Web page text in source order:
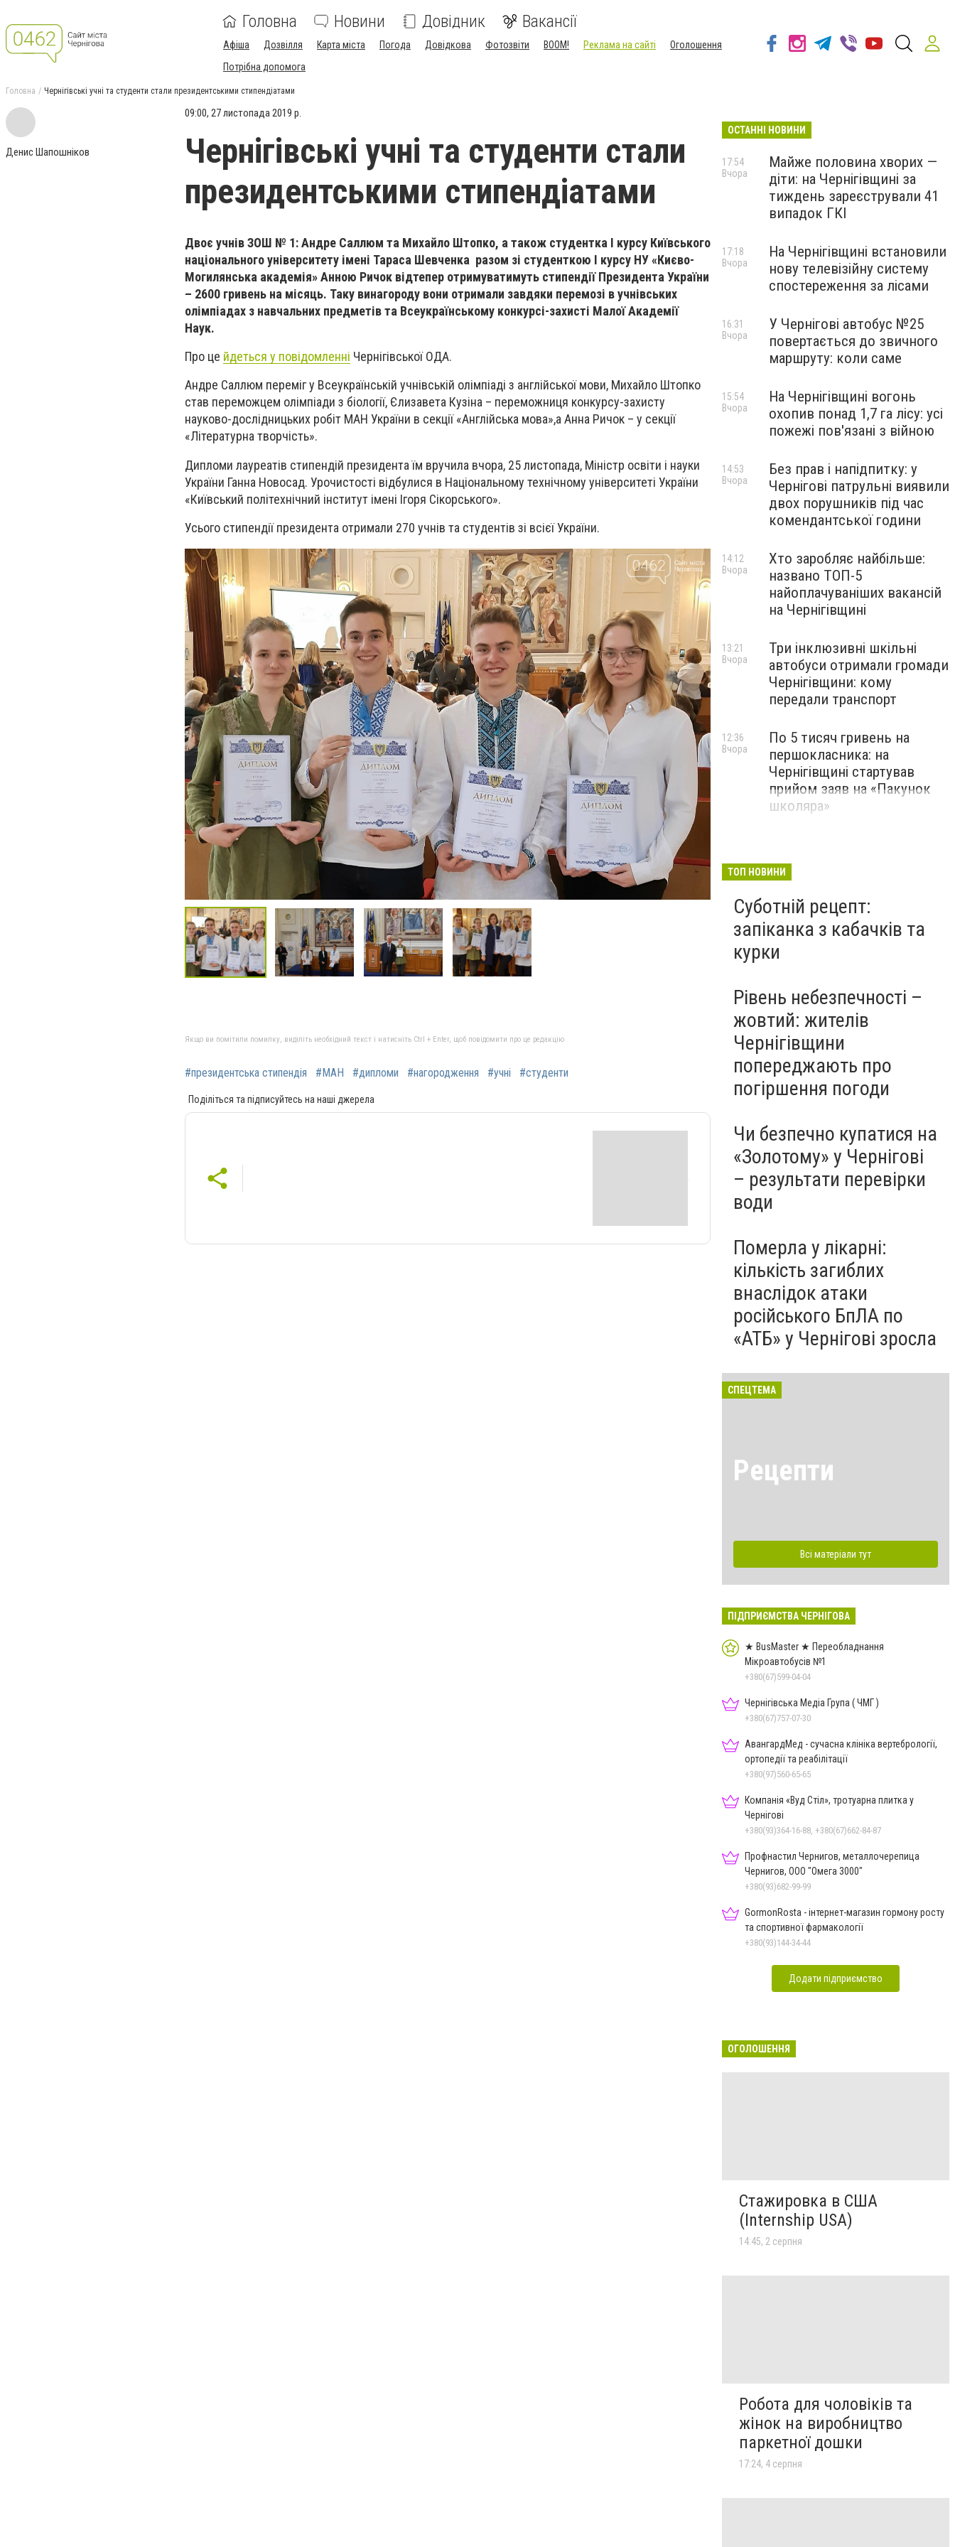
Головна Новини Довідник Вакансії
Афіша Дозвілля Карта міста Погода Довідкова Фотозвіти BOOM! Реклама на сайті
Оголошення
Потрібна допомога
Головна Чернігівські учні та студенти стали президентськими стипендіатами
Денис Шапошніков
09:00, 27 листопада 2019 р.
Чернігівські учні та студенти стали
президентськими стипендіатами
Двоє учнів ЗОШ № 1: Андре Саллюм та Михайло Штопко, а також студентка І курсу Київського
національного університету імені Тараса Шевченка разом зі студенткою І курсу НУ «Києво-
Могилянська академія» Анною Ричок відтепер отримуватимуть стипендії Президента України
– 2600 гривень на місяць. Таку винагороду вони отримали завдяки перемозі в учнівських
олімпіадах з навчальних предметів та Всеукраїнському конкурсі-захисті Малої Академії
Наук.
Про це йдеться у повідомленні Чернігівської ОДА.
Андре Саллюм переміг у Всеукраїнській учнівській олімпіаді з англійської мови, Михайло Штопко
став переможцем олімпіади з біології, Єлизавета Кузіна – переможниця конкурсу-захисту
науково-дослідницьких робіт МАН України в секції «Англійська мова»,а Анна Ричок – у секції
«Літературна творчість».
Дипломи лауреатів стипендій президента їм вручила вчора, 25 листопада, Міністр освіти і науки
України Ганна Новосад. Урочистості відбулися в Національному технічному університеті України
«Київський політехнічний інститут імені Ігоря Сікорського».
Усього стипендії президента отримали 270 учнів та студентів зі всієї України.
Якщо ви помітили помилку, виділіть необхідний текст і натисніть Ctrl + Enter, щоб повідомити про це редакцію
#президентська стипендія #МАН #дипломи #нагородження #учні #студенти
Поділіться та підписуйтесь на наші джерела
ОСТАННІ НОВИНИ
Майже половина хворих —
діти: на Чернігівщині за
тиждень зареєстрували 41
випадок ГКІ
17:54
Вчора
На Чернігівщині встановили
нову телевізійну систему
спостереження за лісами
17:18
Вчора
У Чернігові автобус №25
повертається до звичного
маршруту: коли саме
16:31
Вчора
На Чернігівщині вогонь
охопив понад 1,7 га лісу: усі
пожежі пов'язані з війною
15:54
Вчора
Без прав і напідпитку: у
Чернігові патрульні виявили
двох порушників під час
комендантської години
14:53
Вчора
Хто заробляє найбільше:
названо ТОП-5
найоплачуваніших вакансій
на Чернігівщині
14:12
Вчора
Три інклюзивні шкільні
автобуси отримали громади
Чернігівщини: кому
передали транспорт
13:21
Вчора
По 5 тисяч гривень на
першокласника: на
Чернігівщині стартував
прийом заяв на «Пакунок
школяра»
12:36
Вчора
ТОП НОВИНИ
Суботній рецепт:
запіканка з кабачків та
курки
Рівень небезпечності –
жовтий: жителів
Чернігівщини
попереджають про
погіршення погоди
Чи безпечно купатися на
«Золотому» у Чернігові
– результати перевірки
води
Померла у лікарні:
кількість загиблих
внаслідок атаки
російського БпЛА по
«АТБ» у Чернігові зросла
СПЕЦТЕМА
Рецепти
Всі матеріали тут
ПІДПРИЄМСТВА ЧЕРНІГОВА
★ BusMaster ★ Переобладнання
Мікроавтобусів №1
+380(67)599-04-04
Чернігівська Медіа Група ( ЧМГ )
+380(67)757-07-30
АвангардМед - сучасна клініка вертебрології,
ортопедії та реабілітації
+380(97)560-65-65
Компанія «Вуд Стіл», тротуарна плитка у
Чернігові
+380(93)364-16-88, +380(67)662-84-87
Профнастил Чернигов, металлочерепица
Чернигов, ООО "Омега 3000"
+380(93)682-99-99
GormonRosta - інтернет-магазин гормону росту
та спортивної фармакології
+380(93)144-34-44
Додати підприємство
ОГОЛОШЕННЯ
Стажировка в США
(Internship USA)
14:45, 2 серпня
Робота для чоловіків та
жінок на виробництво
паркетної дошки
17:24, 4 серпня